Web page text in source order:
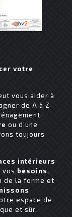
votre
vous aider à
de A à Z
ou d’une
toujours
intérieurs
vos besoins,
de la forme et
espace de
et sûr.